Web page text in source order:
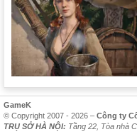
GameK
© Copyright 2007 - 2026 – Công ty
TRỤ SỞ HÀ NỘI: Tầng 22, Tòa nhà